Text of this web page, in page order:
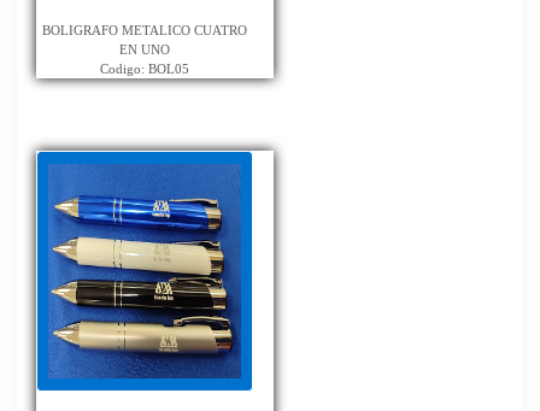
BOLIGRAFO METALICO CUATRO
EN UNO
Codigo: BOL05